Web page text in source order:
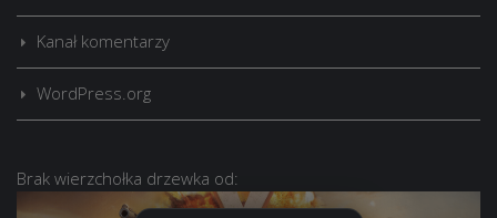
Kanał komentarzy
WordPress.org
Brak wierzchołka drzewka od: